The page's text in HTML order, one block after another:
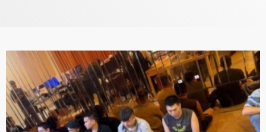
PROGRAMAS
VIDEOS
EVENTOS